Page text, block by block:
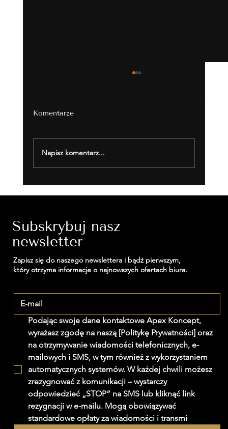
Komentarze
Napisz komentarz...
Subskrybuj nasz
newsletter
Zapisz się do naszego newslettera i bądź pierwszym,
który otrzyma informacje o najnowszych ofertach biura.
Podając swoje dane kontaktowe Apex Koncept,
wyrażasz zgodę na naszą [Politykę Prywatności] oraz
na otrzymywanie wiadomości telefonicznych, e-
mailowych i SMS, w tym również z wykorzystaniem
automatycznych systemów. W każdej chwili możesz
zrezygnować z komunikacji – wystarczy
odpowiedzieć „STOP” na SMS lub kliknąć link
rezygnacji w e-mailu. Mogą obowiązywać
standardowe opłaty za wiadomości i transmi